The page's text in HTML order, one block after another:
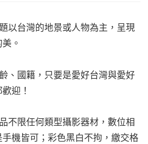
以台灣的地景或人物為主，呈現
。
、國籍，只要是愛好台灣與愛好
迎！
不限任何類型攝影器材，數位相
機皆可；彩色黑白不拘，繳交格